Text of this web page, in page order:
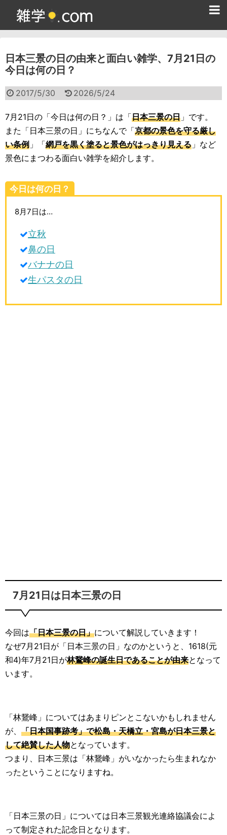
日本三景の日の由来と面白い雑学、7月21日の
今日は何の日？
2017/5/30 2026/5/24
7月21日の「今日は何の日？」は「日本三景の日 」です。
また「日本三景の日」にちなんで「京都の景色を守る厳し
い条例 」「網戸を黒く塗ると景色がはっきり見える 」など
景色にまつわる面白い雑学を紹介します。
今日は何の日？
8月7日は…
立秋
鼻の日
バナナの日
生パスタの日
7月21日は日本三景の日
今回は「日本三景の日」について解説していきます！
なぜ7月21日が「日本三景の日」なのかというと、1618(元
和4)年7月21日が林鵞峰の誕生日であることが由来となって
います。
「林鵞峰」についてはあまりピンとこないかもしれません
が、 「日本国事跡考」で松島・天橋立・宮島が日本三景と
して絶賛した人物となっています。
つまり、日本三景は「林鵞峰」がいなかったら生まれなか
ったということになりますね。
「日本三景の日」については日本三景観光連絡協議会によ
って制定された記念日となります。
雑学クイズ問題集
面白い雑学
ためになる雑学
スポーツ雑学
動物雑学
歴史雑学
生活雑学
サイト情報